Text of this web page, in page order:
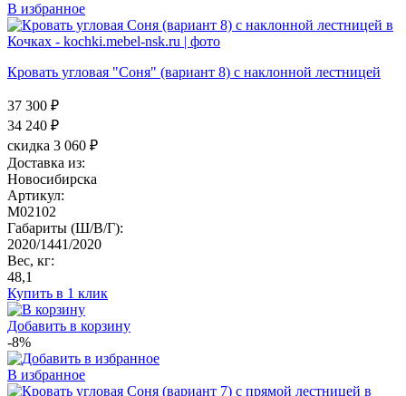
В избранное
Кровать угловая "Соня" (вариант 8) с наклонной лестницей
37 300 ₽
34 240 ₽
скидка 3 060 ₽
Доставка из:
Новосибирска
Артикул:
M02102
Габариты (Ш/В/Г):
2020/1441/2020
Вес, кг:
48,1
Купить в 1 клик
Добавить в корзину
-8%
В избранное